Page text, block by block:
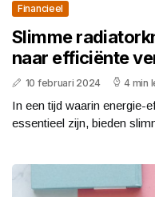
Financieel
Slimme
naar efficiënte
10 februari 2024 4 min
In een tijd waarin energie-
essentieel zijn, bieden